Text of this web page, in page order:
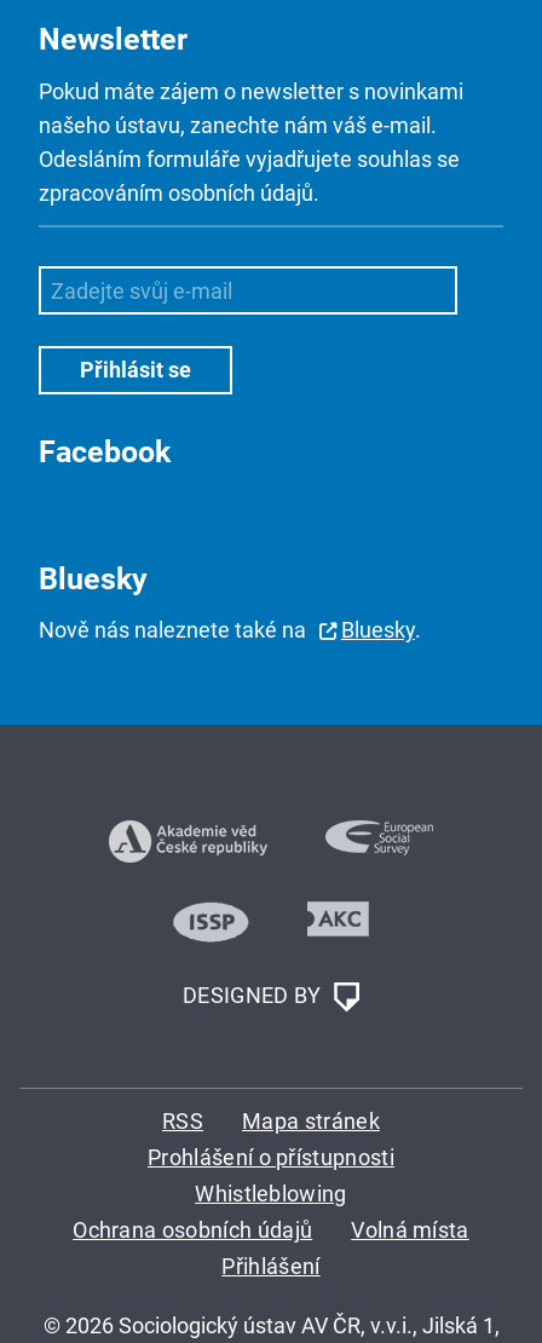
Newsletter
Pokud máte zájem o newsletter s novinkami
našeho ústavu, zanechte nám váš e-mail.
Odesláním formuláře vyjadřujete souhlas se
zpracováním osobních údajů.
Facebook
Bluesky
Nově nás naleznete také na Bluesky.
DESIGNED BY
RSS
Mapa stránek
Prohlášení o přístupnosti
Whistleblowing
Ochrana osobních údajů
Volná místa
Přihlášení
© 2026 Sociologický ústav AV ČR, v.v.i., Jilská 1,